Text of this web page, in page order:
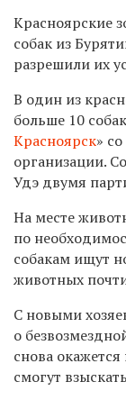
Красноярские
собак из
разрешили их
В один из
больше 10
Красноярск»
организации.
Удэ двумя
На месте
по
собакам ищут
животных
С новыми
о
снова окажется
смогут